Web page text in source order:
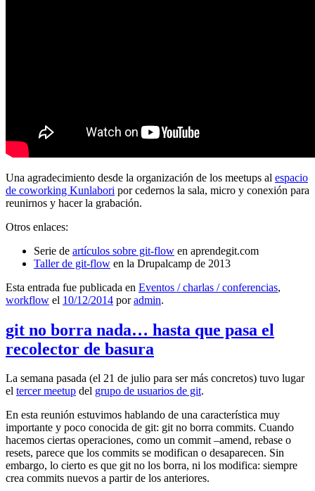
Una agradecimiento desde la organización de los meetups al espacio
de coworking Kunlabori por cedernos la sala, micro y conexión para
reunirnos y hacer la grabación.
Otros enlaces:
Serie de artículos sobre git-flow en aprendegit.com
Taller de git-flow en la Drupalcamp de 2013
Esta entrada fue publicada en Eventos / charlas / conferencias,
workflow el 10/12/2014 poradmin.
git no borra nada… hasta que pasa el
recolector de basura
La semana pasada (el 21 de julio para ser más concretos) tuvo lugar
el tercer meetup del grupo de usuarios de git.
En esta reunión estuvimos hablando de una característica muy
importante y poco conocida de git: git no borra commits. Cuando
hacemos ciertas operaciones, como un commit –amend, rebase o
resets, parece que los commits se modifican o desaparecen. Sin
embargo, lo cierto es que git no los borra, ni los modifica: siempre
crea commits nuevos a partir de los anteriores.